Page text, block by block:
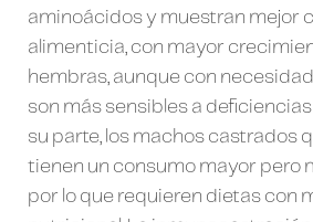
aminoácidos y muestran mejor
alimenticia, con mayor
hembras, aunque con
son más sensibles a
su parte, los machos castrados
tienen un consumo mayor pero
por lo que requieren dietas con